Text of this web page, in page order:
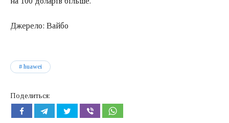
Джерело: Вайбо
huawei
Поделиться: